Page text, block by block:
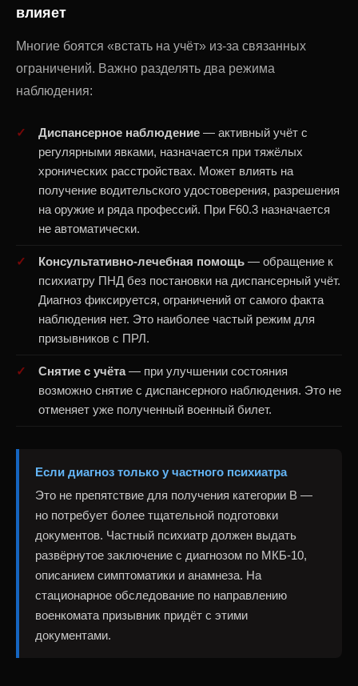
влияет
Многие боятся «встать на учёт» из-за связанных
ограничений. Важно разделять два режима
наблюдения:
Диспансерное наблюдение — активный учёт с
регулярными явками, назначается при тяжёлых
хронических расстройствах. Может влиять на
получение водительского удостоверения, разрешения
на оружие и ряда профессий. При F60.3 назначается
не автоматически.
Консультативно-лечебная помощь — обращение к
психиатру ПНД без постановки на диспансерный учёт.
Диагноз фиксируется, ограничений от самого факта
наблюдения нет. Это наиболее частый режим для
призывников с ПРЛ.
Снятие с учёта— при улучшении состояния
возможно снятие с диспансерного наблюдения. Это не
отменяет уже полученный военный билет.
Если диагноз только у частного психиатра
Это не препятствие для получения категории В —
но потребует более тщательной подготовки
документов. Частный психиатр должен выдать
развёрнутое заключение с диагнозом по МКБ-10,
описанием симптоматики и анамнеза. На
стационарное обследование по направлению
военкомата призывник придёт с этими
документами.